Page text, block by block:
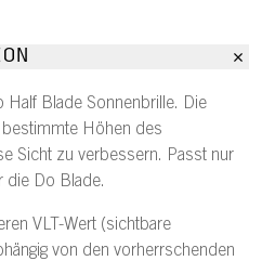
Half Blade Sonnenbrille. Die
bestimmte Höhen des
Sicht zu verbessern. Passt nur
die Do Blade.
VLT-Wert (sichtbare
von den vorherrschenden